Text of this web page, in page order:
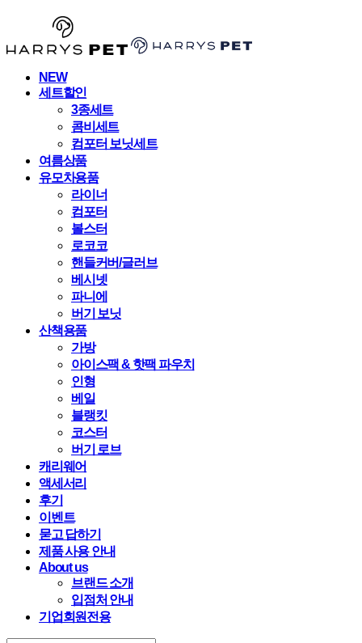
NEW
세트할인
3종세트
콤비세트
컴포터 보닛세트
여름상품
유모차용품
라이너
컴포터
볼스터
로코코
핸들커버/글러브
베시넷
파니에
버기 보닛
산책용품
가방
아이스팩 & 핫팩 파우치
인형
베일
블랭킷
코스터
버기 로브
캐리웨어
액세서리
후기
이벤트
묻고 답하기
제품 사용 안내
About us
브랜드 소개
입점처 안내
기업회원전용